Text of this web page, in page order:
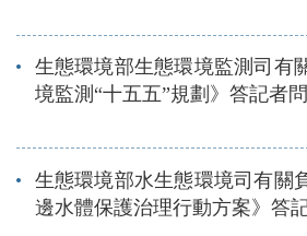
生態環境部生態環境監測司有
境監測“十五五”規劃》答記者問
生態環境部水生態環境司有關
邊水體保護治理行動方案》答